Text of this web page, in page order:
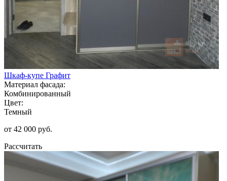
Шкаф-купе Графит
Материал фасада:
Комбинированный
Цвет:
Темный
от 42 000 руб.
Рассчитать